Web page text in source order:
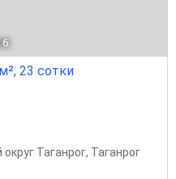
6
23 сотки
округ Таганрог, Таганрог